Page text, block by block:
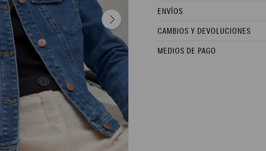
ENVÍOS
CAMBIOS Y DEVOLUCIONES
MEDIOS DE PAGO